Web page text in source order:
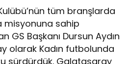
tüm branşlarda
misyonuna sahip
GS Başkanı Dursun Aydın
olarak Kadın futbolunda
sürdürdük. Galatasaray